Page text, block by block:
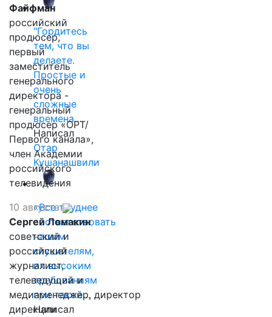
"Гордитесь
тем, что вы
делаете.
Простые и
очень
сложные
времена…
Написал
Отар
Кушанашвили
«Все труднее
соответствовать
нашим
слушателям,
их высоким
требованиям
при такой…
Написал
Файфман
российский
продюсер,
первый
заместитель
генерального
директора -
генеральный
продюсер «ОРТ/
Первого канала»,
член Академии
российского
телевидения
10 августа
Сергей Ломакин
советский и
российский
журналист,
телеведущий и
медиаменеджер, директор
дирекции